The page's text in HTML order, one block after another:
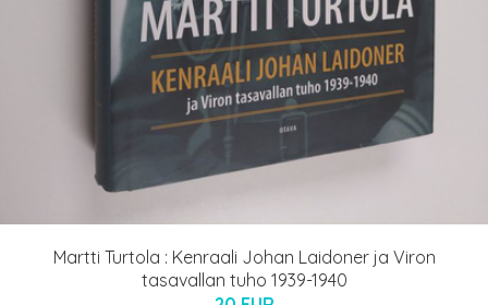
Martti Turtola : Kenraali Johan Laidoner ja Viron
tasavallan tuho 1939-1940